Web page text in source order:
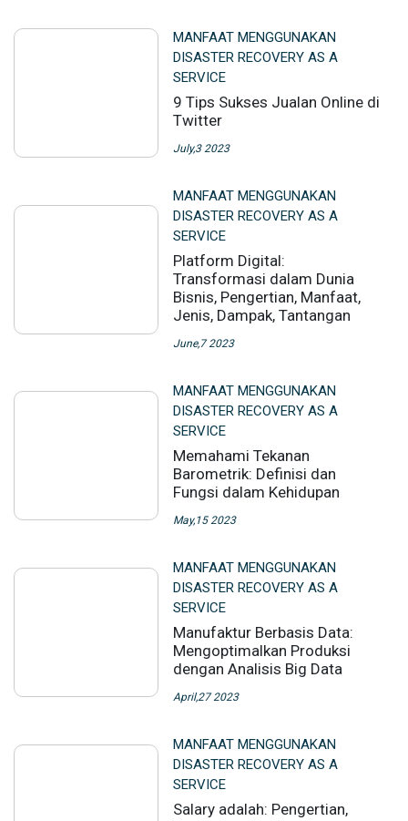
MANFAAT MENGGUNAKAN
DISASTER RECOVERY AS A
SERVICE
9 Tips Sukses Jualan Online di
Twitter
July,3 2023
MANFAAT MENGGUNAKAN
DISASTER RECOVERY AS A
SERVICE
Platform Digital:
Transformasi dalam Dunia
Bisnis, Pengertian, Manfaat,
Jenis, Dampak, Tantangan
June,7 2023
MANFAAT MENGGUNAKAN
DISASTER RECOVERY AS A
SERVICE
Memahami Tekanan
Barometrik: Definisi dan
Fungsi dalam Kehidupan
May,15 2023
MANFAAT MENGGUNAKAN
DISASTER RECOVERY AS A
SERVICE
Manufaktur Berbasis Data:
Mengoptimalkan Produksi
dengan Analisis Big Data
April,27 2023
MANFAAT MENGGUNAKAN
DISASTER RECOVERY AS A
SERVICE
Salary adalah: Pengertian,